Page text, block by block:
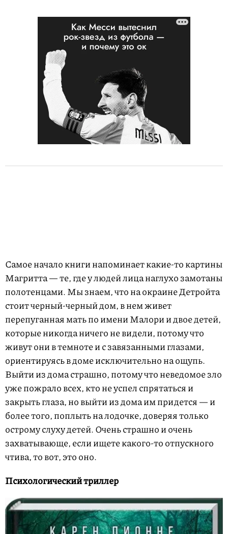
Самое начало книги напоминает какие-то картины
Магритта — те, где у людей лица наглухо замотаны
полотенцами. Мы знаем, что на окраине Детройта
стоит черный-черный дом, в нем живет
перепуганная мать по имени Малори и двое детей,
которые никогда ничего не видели, потому что
живут они в темноте и с завязанными глазами,
ориентируясь в доме исключительно на ощупь.
Выйти из дома страшно, потому что неведомое зло
уже пожрало всех, кто не успел спрятаться и
закрыть глаза, но выйти из дома им придется — и
более того, поплыть на лодочке, доверяя только
острому слуху детей. Очень страшно и очень
захватывающе, если ищете какого-то отпускного
чтива, то вот, это оно.
Психологический триллер